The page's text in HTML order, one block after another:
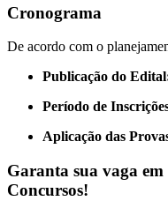
Cronograma
De acordo com o
Publicação do
Período de
Aplicação das
Garanta sua vaga
Concursos!